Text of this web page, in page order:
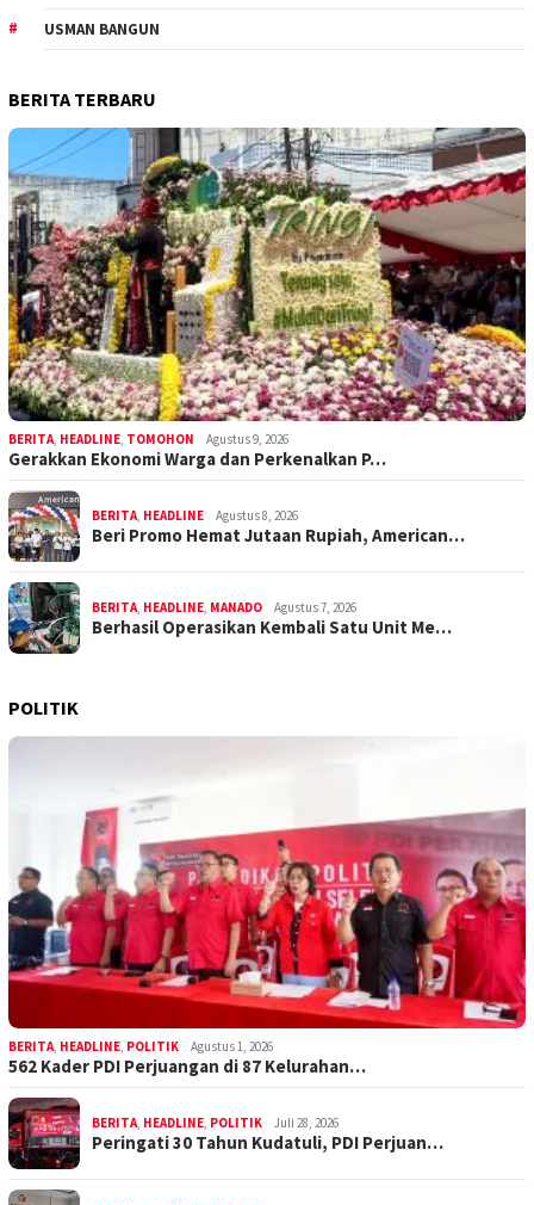
USMAN BANGUN
BERITA TERBARU
BERITA HEADLINE TOMOHON Agustus 9, 2026
Gerakkan Ekonomi Warga dan Perkenalkan P…
BERITA HEADLINE Agustus 8, 2026
Beri Promo Hemat Jutaan Rupiah, American…
BERITA HEADLINE MANADO Agustus 7, 2026
Berhasil Operasikan Kembali Satu Unit Me…
POLITIK
BERITA, HEADLINE, POLITIK Agustus 1, 2026
562 Kader PDI Perjuangan di 87 Kelurahan…
BERITA, HEADLINE, POLITIK Juli 28, 2026
Peringati 30 Tahun Kudatuli, PDI Perjuan…